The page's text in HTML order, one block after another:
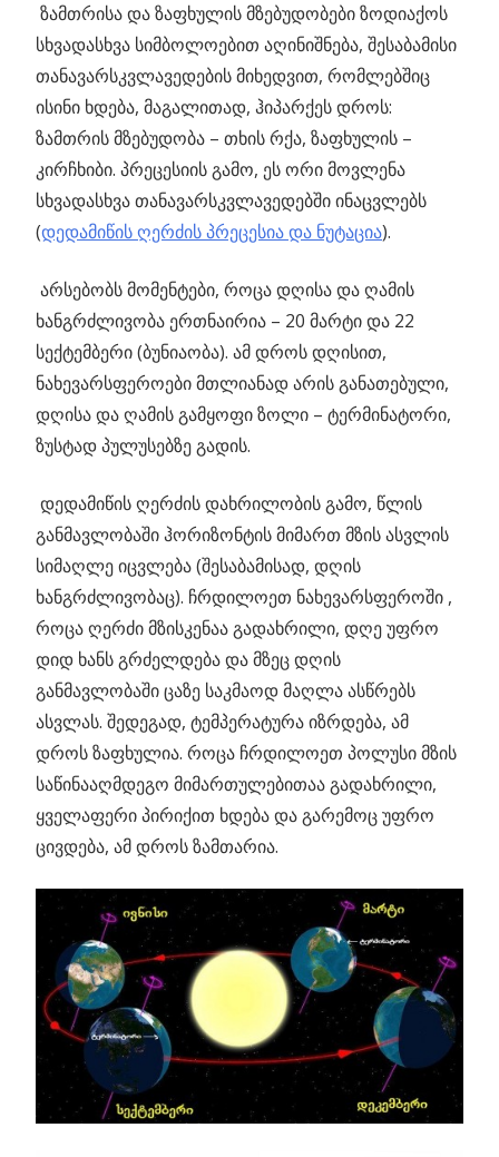
ზამთრისა და ზაფხულის მზებუდობები ზოდიაქოს
სხვადასხვა სიმბოლოებით აღინიშნება, შესაბამისი
თანავარსკვლავედების მიხედვით, რომლებშიც
ისინი ხდება, მაგალითად, ჰიპარქეს დროს:
ზამთრის მზებუდობა – თხის რქა, ზაფხულის –
კირჩხიბი. პრეცესიის გამო, ეს ორი მოვლენა
სხვადასხვა თანავარსკვლავედებში ინაცვლებს
(დედამიწის ღერძის პრეცესია და ნუტაცია).
არსებობს მომენტები, როცა დღისა და ღამის
ხანგრძლივობა ერთნაირია – 20 მარტი და 22
სექტემბერი (ბუნიაობა). ამ დროს დღისით,
ნახევარსფეროები მთლიანად არის განათებული,
დღისა და ღამის გამყოფი ზოლი – ტერმინატორი,
ზუსტად პულუსებზე გადის.
დედამიწის ღერძის დახრილობის გამო, წლის
განმავლობაში ჰორიზონტის მიმართ მზის ასვლის
სიმაღლე იცვლება (შესაბამისად, დღის
ხანგრძლივობაც). ჩრდილოეთ ნახევარსფეროში ,
როცა ღერძი მზისკენაა გადახრილი, დღე უფრო
დიდ ხანს გრძელდება და მზეც დღის
განმავლობაში ცაზე საკმაოდ მაღლა ასწრებს
ასვლას. შედეგად, ტემპერატურა იზრდება, ამ
დროს ზაფხულია. როცა ჩრდილოეთ პოლუსი მზის
საწინააღმდეგო მიმართულებითაა გადახრილი,
ყველაფერი პირიქით ხდება და გარემოც უფრო
ცივდება, ამ დროს ზამთარია.